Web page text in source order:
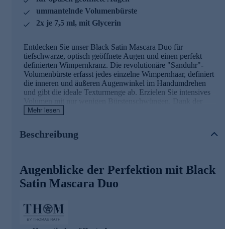
ummantelnde Volumenbürste
2x je 7,5 ml, mit Glycerin
Entdecken Sie unser Black Satin Mascara Duo für
tiefschwarze, optisch geöffnete Augen und einen perfekt
definierten Wimpernkranz. Die revolutionäre "Sanduhr"-
Volumenbürste erfasst jedes einzelne Wimpernhaar, definiert
die inneren und äußeren Augenwinkel im Handumdrehen
und gibt die ideale Texturmenge ab. Erzielen Sie intensives
Volumen mit nur wenigen Bürstenschwüngen. Dank der
Wölbung sorgt die Bürste sogar bei kurzen, geraden
Glycerin ermöglicht es Ihnen, Ihren Look ganz nach
Looks, so mühelos wie nie zuvor.
Hochwertige Rezeptur
Das enthaltene
kann ein angenehmes Tragegefühl bieten. Es verhindert,
dass die Wimpern austrocknen und brüchig werden.
Mehr lesen
Beschreibung
Augenblicke der Perfektion mit Black
Satin Mascara Duo